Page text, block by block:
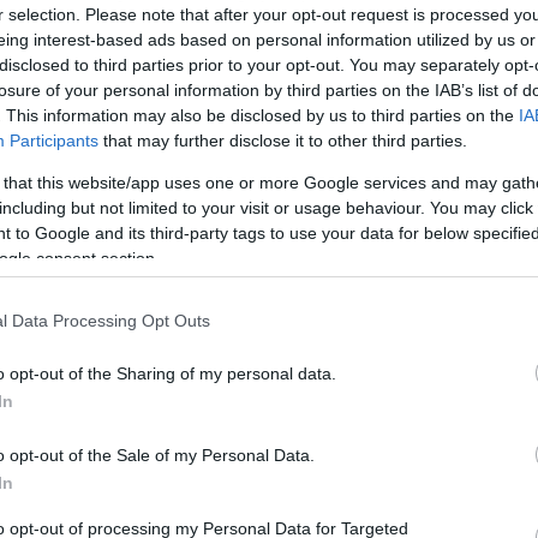
selection. Please note that after your opt-out request is processed
interest-based ads based on personal information utilized by us
to third parties prior to your opt-out. You may separately
of your personal information by third parties on the IAB’s list of
This information may also be disclosed by us to third parties on the
Participants that may further disclose it to other third parties.
that this website/app uses one or more Google services and may
but not limited to your visit or usage behaviour. You may
to Google and its third-party tags to use your data for below
consent section.
Data Processing Opt Outs
opt-out of the Sharing of my personal data.
opt-out of the Sale of my Personal Data.
opt-out of processing my Personal Data for Targeted
szülészeti klinikáról, mellette pedig hasonlóan
a büszke görög csődör.
egyik olvasója értesítette a bulvárlapot, hozzátéve,
mondták el a lánynak, hogy gyermeket vár.
szemfülesnek se kell lenni, hogy tudjuk: Alekosz az
úton-útfélen azt újságolta, hogy egyre
az igazságra, akkor ő titokzatosan mindössze
nem szeret beszélni, pláne, ha még kérdezik is,
arról is fesztelenül csevegett, hogy miféle extra
viszont nagy a csönd, csak egyvalaki van, aki még
igazságról - nem számítva persze Betty -
és ez nem más, mint
Vája asszony
. Hogy ő mit
16:21
12:56
Nem is
Tanár Úr